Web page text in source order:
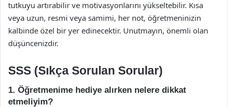
tutkuyu artırabilir ve motivasyonlarını yükseltebilir. Kısa
veya uzun, resmi veya samimi, her not, öğretmeninizin
kalbinde özel bir yer edinecektir. Unutmayın, önemli olan
düşüncenizdir.
SSS (Sıkça Sorulan Sorular)
1. Öğretmenime hediye alırken nelere dikkat
etmeliyim?